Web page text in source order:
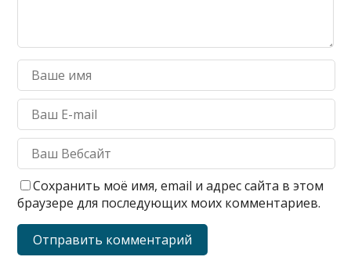
Сохранить моё имя, email и адрес сайта в этом
браузере для последующих моих комментариев.